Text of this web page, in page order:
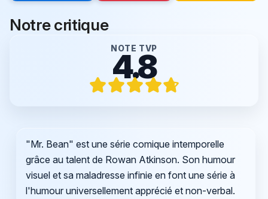
Notre critique
NOTE TVP
4.8
"Mr. Bean" est une série comique intemporelle
grâce au talent de Rowan Atkinson. Son humour
visuel et sa maladresse infinie en font une série à
l'humour universellement apprécié et non-verbal.